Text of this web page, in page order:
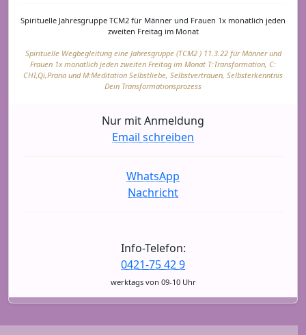
Spirituelle Jahresgruppe TCM2 für Männer und Frauen 1x monatlich jeden
zweiten Freitag im Monat
Spirituelle Wegbegleitung eine Jahresgruppe (TCM2 ) 11.3.22 für Männer und
Frauen 1x monatlich jeden zweiten Freitag im Monat T:Transformation, C:
CHI,Qi,Prana und M:Meditation Selbstliebe, Selbstvertrauen, Selbsterkenntnis
Dein Transformationsprozess
Nur mit Anmeldung
Email schreiben
WhatsApp
Nachricht
Info-Telefon:
0421-75 42 9
werktags von 09-10 Uhr